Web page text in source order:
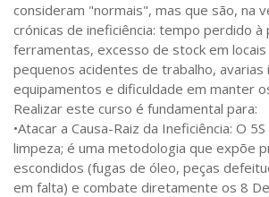
consideram "normais", mas que são, na
crónicas de ineficiência: tempo perdido à
ferramentas, excesso de stock em locais
pequenos acidentes de trabalho, avarias
equipamentos e dificuldade em manter
Realizar este curso é fundamental para:
•Atacar a Causa-Raiz da Ineficiência: O
limpeza; é uma metodologia que expõe
escondidos (fugas de óleo, peças
em falta) e combate diretamente os 8